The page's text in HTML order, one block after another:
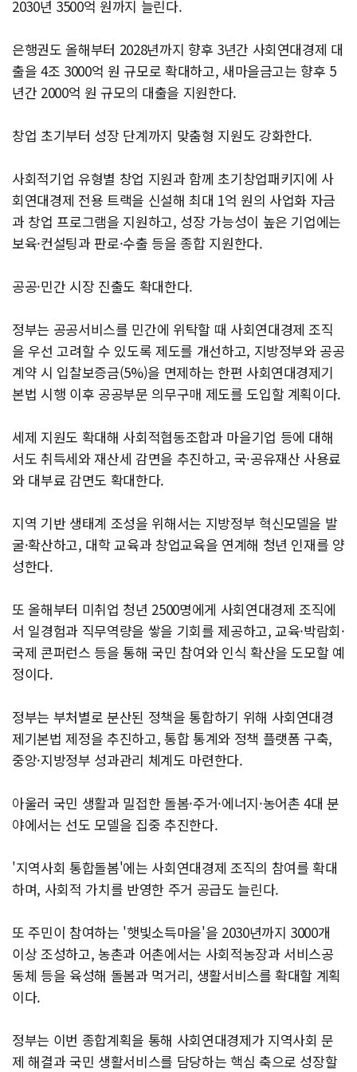
2030년 3500억 원까지 늘린다.
은행권도 올해부터 2028년까지 향후 3년간 사회연대경제 대
출을 4조 3000억 원 규모로 확대하고, 새마을금고는 향후 5
년간 2000억 원 규모의 대출을 지원한다.
창업 초기부터 성장 단계까지 맞춤형 지원도 강화한다.
사회적기업 유형별 창업 지원과 함께 초기창업패키지에 사
회연대경제 전용 트랙을 신설해 최대 1억 원의 사업화 자금
과 창업 프로그램을 지원하고, 성장 가능성이 높은 기업에는
보육·컨설팅과 판로·수출 등을 종합 지원한다.
공공·민간 시장 진출도 확대한다.
정부는 공공서비스를 민간에 위탁할 때 사회연대경제 조직
을 우선 고려할 수 있도록 제도를 개선하고, 지방정부와 공공
계약 시 입찰보증금(5%)을 면제하는 한편 사회연대경제기
본법 시행 이후 공공부문 의무구매 제도를 도입할 계획이다.
세제 지원도 확대해 사회적협동조합과 마을기업 등에 대해
서도 취득세와 재산세 감면을 추진하고, 국·공유재산 사용료
와 대부료 감면도 확대한다.
지역 기반 생태계 조성을 위해서는 지방정부 혁신모델을 발
굴·확산하고, 대학 교육과 창업교육을 연계해 청년 인재를 양
성한다.
또 올해부터 미취업 청년 2500명에게 사회연대경제 조직에
서 일경험과 직무역량을 쌓을 기회를 제공하고, 교육·박람회·
국제 콘퍼런스 등을 통해 국민 참여와 인식 확산을 도모할 예
정이다.
정부는 부처별로 분산된 정책을 통합하기 위해 사회연대경
제기본법 제정을 추진하고, 통합 통계와 정책 플랫폼 구축,
중앙·지방정부 성과관리 체계도 마련한다.
아울러 국민 생활과 밀접한 돌봄·주거·에너지·농어촌 4대 분
야에서는 선도 모델을 집중 추진한다.
'지역사회 통합돌봄'에는 사회연대경제 조직의 참여를 확대
하며, 사회적 가치를 반영한 주거 공급도 늘린다.
또 주민이 참여하는 '햇빛소득마을'을 2030년까지 3000개
이상 조성하고, 농촌과 어촌에서는 사회적농장과 서비스공
동체 등을 육성해 돌봄과 먹거리, 생활서비스를 확대할 계획
이다.
정부는 이번 종합계획을 통해 사회연대경제가 지역사회 문
제 해결과 국민 생활서비스를 담당하는 핵심 축으로 성장할